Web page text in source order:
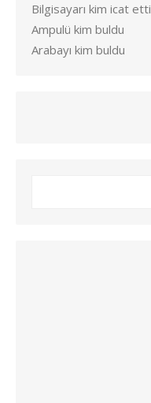
Bilgisayarı kim icat etti
Ampulü kim buldu
Arabayı kim buldu